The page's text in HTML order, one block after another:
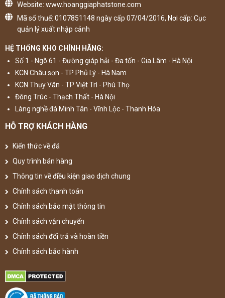
Website: www.hoanggiaphatstone.com
Mã số thuế: 0107851148 ngày cấp 07/04/2016, Nơi cấp: Cục
quản lý xuất nhập cảnh
HỆ THỐNG KHO CHÍNH HÃNG:
Số 1 - Ngõ 61 - Đường giáp hải - Đa tốn - Gia Lâm - Hà Nội
KCN Châu sơn - TP Phủ Lý - Hà Nam
KCN Thụy Vân - TP Việt Trì - Phú Thọ
Đông Trúc - Thạch Thất - Hà Nội
Làng nghề đá Minh Tân - Vĩnh Lộc - Thanh Hóa
HỖ TRỢ KHÁCH HÀNG
Kiến thức về đá
Quy trình bán hàng
Thông tin về điều kiện giao dịch chung
Chính sách thanh toán
Chính sách bảo mật thông tin
Chính sách vận chuyển
Chính sách đổi trả và hoàn tiền
Chính sách bảo hành